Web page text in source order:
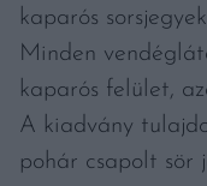
kaparós
Minden
kaparós felület,
A kiadvány
pohár csapolt sör